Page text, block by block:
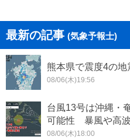
最新の記事 (気象予報士)
熊本県で震度4の
08/06(木)19:56
台風13号は沖縄・
可能性 暴風や高
08/06(木)18:00